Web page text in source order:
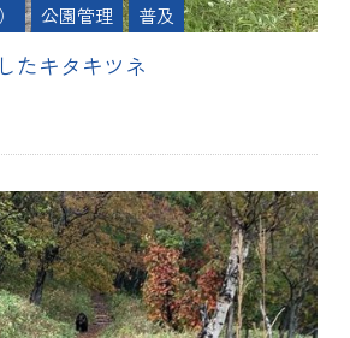
公園管理 普及
たキタキツネ